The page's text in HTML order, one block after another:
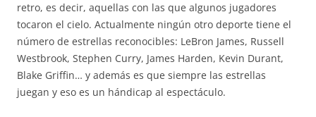
retro, es decir, aquellas con las que algunos jugadores
tocaron el cielo. Actualmente ningún otro deporte tiene el
número de estrellas reconocibles: LeBron James, Russell
Westbrook, Stephen Curry, James Harden, Kevin Durant,
Blake Griffin… y además es que siempre las estrellas
juegan y eso es un hándicap al espectáculo.